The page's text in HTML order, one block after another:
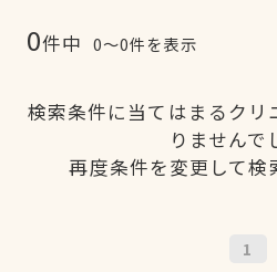
0件中 0〜0件を表示
検索条件に当てはまるクリ
りませんで
再度条件を変更して検
1